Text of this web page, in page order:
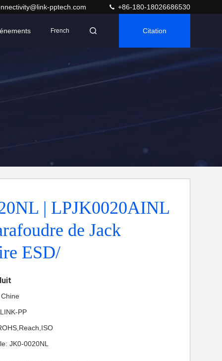
pptech.com +86-180-18026686530
French Citation
| LPJK0020AINL
de Jack
ESD/
PP
JK0-0020NL